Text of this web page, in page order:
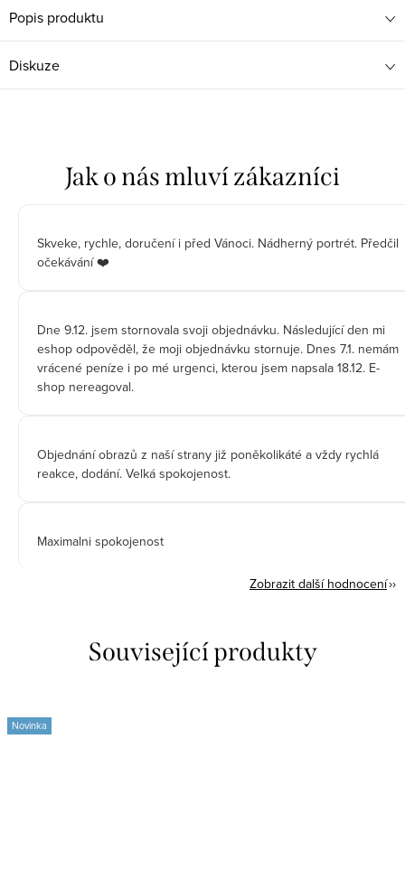
Popis produktu
Diskuze
Skveke, rychle, doručení i před Vánoci. Nádherný portrét. Předčil
očekávání ❤️
Dne 9.12. jsem stornovala svoji objednávku. Následující den mi
eshop odpověděl, že moji objednávku stornuje. Dnes 7.1. nemám
vrácené peníze i po mé urgenci, kterou jsem napsala 18.12. E-
shop nereagoval.
Objednání obrazů z naší strany již poněkolikáté a vždy rychlá
reakce, dodání. Velká spokojenost.
Maximalni spokojenost
Zobrazit další hodnocení
Související produkty
Novinka